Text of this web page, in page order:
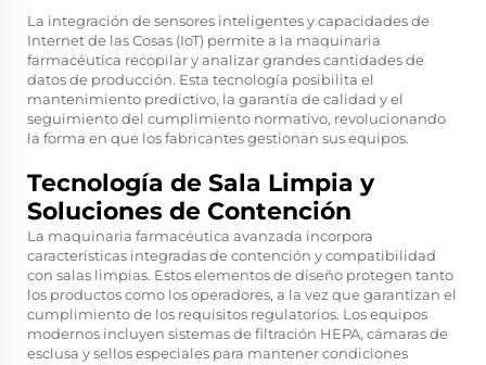
La integración de sensores inteligentes y capacidades de
Internet de las Cosas (IoT) permite a la maquinaria
farmacéutica recopilar y analizar grandes cantidades de
datos de producción. Esta tecnología posibilita el
mantenimiento predictivo, la garantía de calidad y el
seguimiento del cumplimiento normativo, revolucionando
la forma en que los fabricantes gestionan sus equipos.
Tecnología de Sala Limpia y
Soluciones de Contención
La maquinaria farmacéutica avanzada incorpora
características integradas de contención y compatibilidad
con salas limpias. Estos elementos de diseño protegen tanto
los productos como los operadores, a la vez que garantizan el
cumplimiento de los requisitos regulatorios. Los equipos
modernos incluyen sistemas de filtración HEPA, cámaras de
esclusa y sellos especiales para mantener condiciones